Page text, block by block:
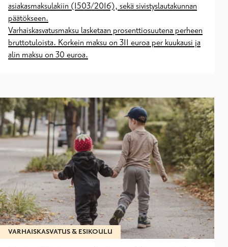
asiakasmaksulakiin (1503/2016), sekä sivistyslautakunnan
päätökseen.
Varhaiskasvatusmaksu lasketaan prosenttiosuutena perheen
bruttotuloista. Korkein maksu on 311 euroa per kuukausi ja
alin maksu on 30 euroa.
VARHAISKASVATUS & ESIKOULU